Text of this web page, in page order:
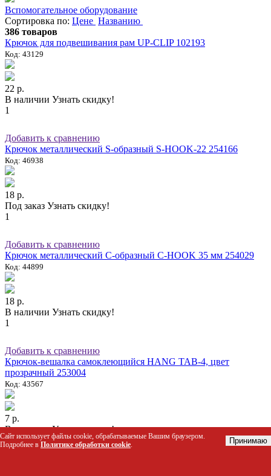
Вспомогательное оборудование
Сортировка по: Цене Названию
386 товаров
Крючок для подвешивания рам UP-CLIP 102193
Код: 43129
22 р.
В наличии Узнать скидку!
1
Добавить к сравнению
Крючок металлический S-образный S-HOOK-22 254166
Код: 46938
18 р.
Под заказ Узнать скидку!
1
Добавить к сравнению
Крючок металлический С-образный C-HOOK 35 мм 254029
Код: 44899
18 р.
В наличии Узнать скидку!
1
Добавить к сравнению
Крючок-вешалка самоклеющийся HANG TAB-4, цвет
прозрачный 253004
Код: 43567
7 р.
В наличии Узнать скидку!
1
Сайт использует файлы cookie, обрабатываемые Вашим браузером.
Подробнее в Политике обработки cookie. Принимаю